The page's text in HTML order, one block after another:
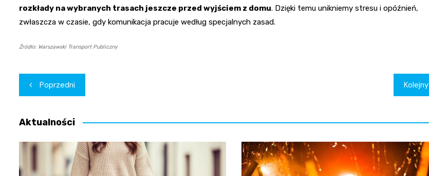
rozkłady na wybranych trasach jeszcze przed wyjściem z domu. Dzięki temu unikniemy stresu i opóźnień,
zwłaszcza w czasie, gdy komunikacja pracuje według specjalnych zasad.
Źródło: Warszawski Transport Publiczny
Nawigacja
wpisu
Poprzedni Kolejny
Aktualności